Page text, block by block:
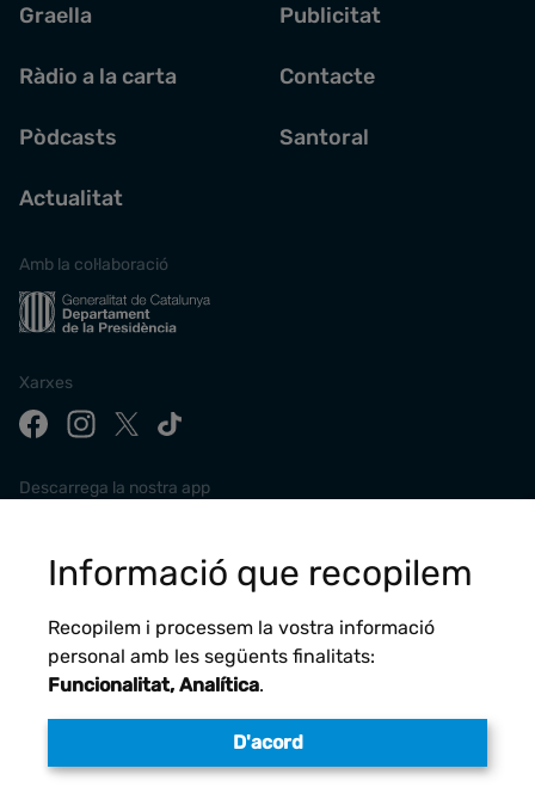
Graella
Ràdio a la carta
Pòdcasts
Actualitat
Publicitat
Contacte
Santoral
Amb la col·laboració
Xarxes
Descarrega la nostra app
Avís legal
Informació que recopilem
Recopilem i processem la vostra informació
personal amb les següents finalitats:
Funcionalitat, Analítica.
D'acord